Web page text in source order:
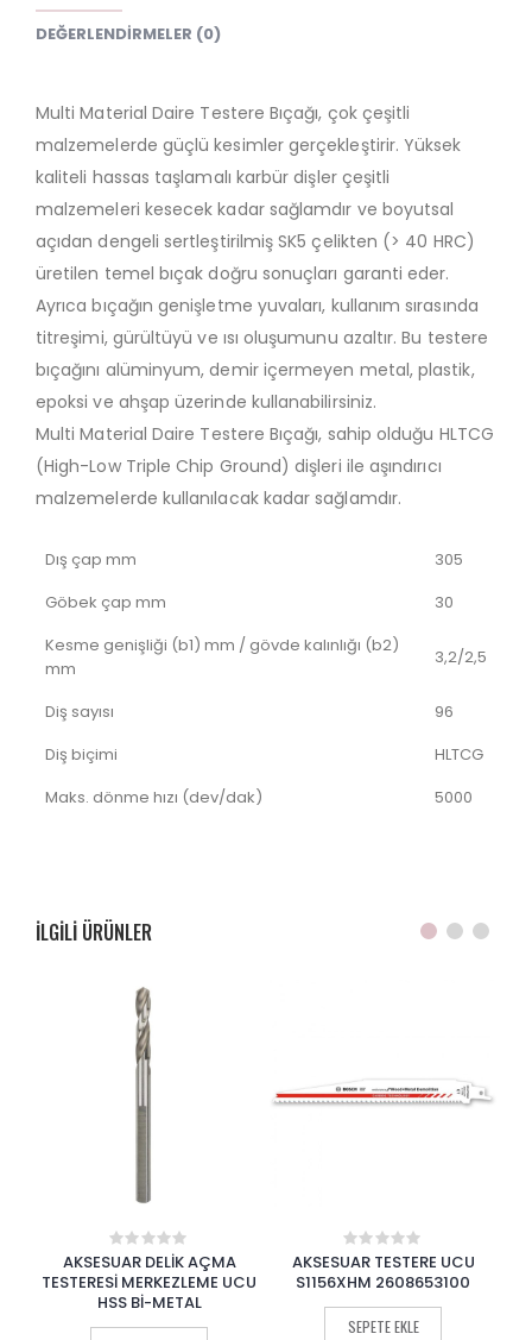
DEĞERLENDIRMELER (0)
Multi Material Daire Testere Bıçağı, çok çeşitli
malzemelerde güçlü kesimler gerçekleştirir. Yüksek
kaliteli hassas taşlamalı karbür dişler çeşitli
malzemeleri kesecek kadar sağlamdır ve boyutsal
açıdan dengeli sertleştirilmiş SK5 çelikten (> 40 HRC)
üretilen temel bıçak doğru sonuçları garanti eder.
Ayrıca bıçağın genişletme yuvaları, kullanım sırasında
titreşimi, gürültüyü ve ısı oluşumunu azaltır. Bu testere
bıçağını alüminyum, demir içermeyen metal, plastik,
epoksi ve ahşap üzerinde kullanabilirsiniz.
Multi Material Daire Testere Bıçağı, sahip olduğu HLTCG
(High-Low Triple Chip Ground) dişleri ile aşındırıcı
malzemelerde kullanılacak kadar sağlamdır.
Dış çap mm
305
Göbek çap mm
30
Kesme genişliği (b1) mm / gövde kalınlığı (b2)
mm
3,2/2,5
Diş sayısı
96
Diş biçimi
HLTCG
Maks. dönme hızı (dev/dak)
5000
ILGILI ÜRÜNLER
UCU
0
out
of
5
AKSESUAR TESTERE UCU
S1156XHM 2608653100
SEPETE EKLE
0
out
of
5
AKSESUAR TESTERE UCU
S3456XF 2608654405
SEPETE EKLE